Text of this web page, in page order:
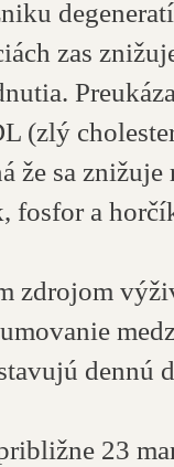
zas
(zlý
že sa
fosfor a
zdrojom
dennú
23